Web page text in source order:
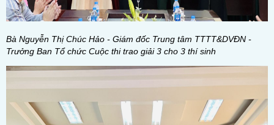
Bà Nguyễn Thị Chúc Hảo - Giám đốc Trung tâm TTTT&DVĐN -
Trưởng Ban Tổ chức Cuộc thi trao giải 3 cho 3 thí sinh